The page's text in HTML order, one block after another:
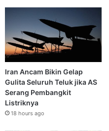
Iran Ancam Bikin Gelap
Gulita Seluruh Teluk jika AS
Serang Pembangkit
Listriknya
18 hours ago